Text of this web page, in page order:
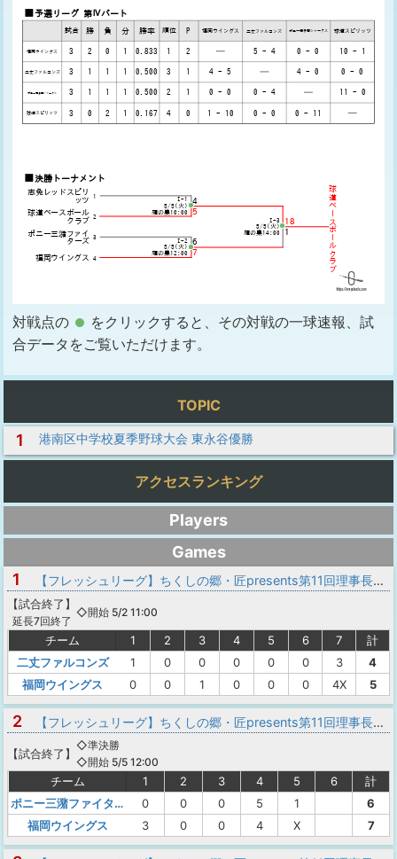
対戦点の
をクリックすると、その対戦の一球速報、試
合データをご覧いただけます。
TOPIC
1 港南区中学校夏季野球大会 東永谷優勝
アクセスランキング
Players
Games
1
【フレッシュリーグ】ちくしの郷・匠presents第11回理事長旗争奪中学1年生大会2026
【試合終了 】
延長7回終了
◇開始 5/2 11:00
チーム 1 2 3 4 5 6 7
計
二丈ファルコンズ
1 0 0 0 0 0 3
4
福岡ウイングス
0 0 1 0 0 0 4X 5
2 【フレッシュリーグ】ちくしの郷・匠presents第11回理事長旗争奪中学1年生大会2026
【試合終了 】
◇準決勝
◇開始 5/5 12:00
チーム 1 2 3 4 5 6
計
ポニー三潴ファイターズ
0 0 0 5 1
6
福岡ウイングス
3 0 0 4 X 7